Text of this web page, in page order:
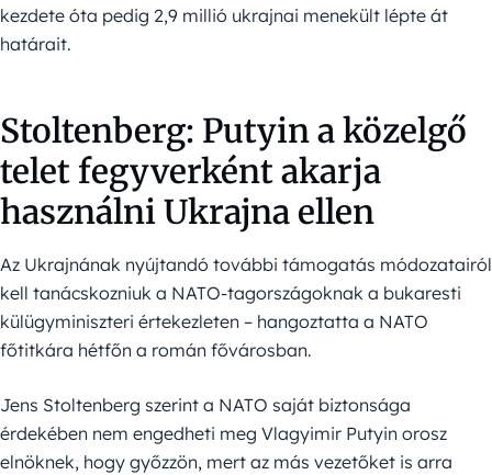
kezdete óta pedig 2,9 millió ukrajnai menekült lépte át
határait.
Stoltenberg: Putyin a közelgő
telet fegyverként akarja
használni Ukrajna ellen
Az Ukrajnának nyújtandó további támogatás módozatairól
kell tanácskozniuk a NATO-tagországoknak a bukaresti
külügyminiszteri értekezleten – hangoztatta a NATO
főtitkára hétfőn a román fővárosban.
Jens Stoltenberg szerint a NATO saját biztonsága
érdekében nem engedheti meg Vlagyimir Putyin orosz
elnöknek, hogy győzzön, mert az más vezetőket is arra